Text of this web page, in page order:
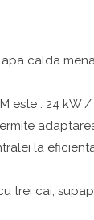
calda
este : 24 kW /
la
trei cai,